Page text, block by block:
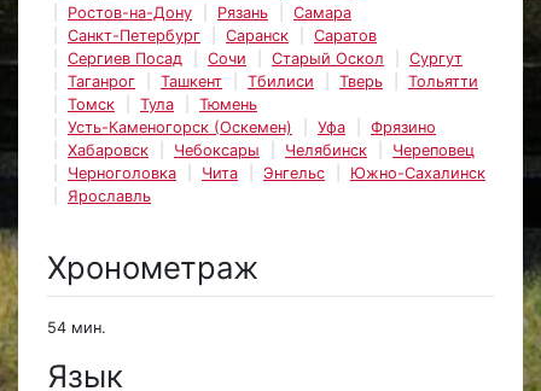
Ростов-на-Дону
Рязань
Самара
Санкт-Петербург
Саранск
Саратов
Сергиев Посад
Сочи Старый Оскол
Сургут
Таганрог
Ташкент Тбилиси Тверь
Тольятти
Томск
Тула
Тюмень
Усть-Каменогорск (Оскемен)
Уфа
Фрязино
Хабаровск
Чебоксары Челябинск
Череповец
Черноголовка
Чита Энгельс
Южно-Сахалинск
Ярославль
Хронометраж
54 мин.
Язык